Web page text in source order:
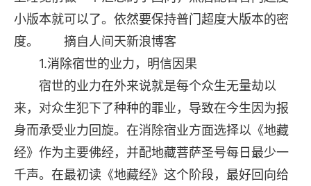
小版本就可以了。依然要保持普门超度大版本的密
度。 摘自人间天新浪博客
1.消除宿世的业力，明信因果
宿世的业力在外来说就是每个众生无量劫以
来，对众生犯下了种种的罪业，导致在今生因为报
身而承受业力回旋。在消除宿业方面选择以《地藏
经》作为主要佛经，并配地藏菩萨圣号每日最少一
千声。在最初读《地藏经》这个阶段，最好回向给